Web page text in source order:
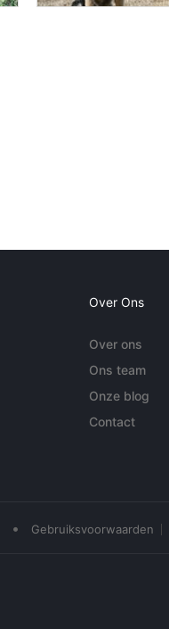
Over Ons
Over ons
Ons team
Onze blog
Contact
• Gebruiksvoorwaarden